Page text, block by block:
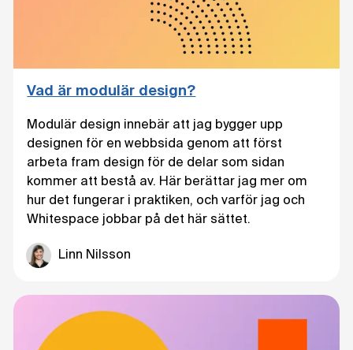
Vad är modulär design?
Modulär design innebär att jag bygger upp
designen för en webbsida genom att först
arbeta fram design för de delar som sidan
kommer att bestå av. Här berättar jag mer om
hur det fungerar i praktiken, och varför jag och
Whitespace jobbar på det här sättet.
Linn Nilsson